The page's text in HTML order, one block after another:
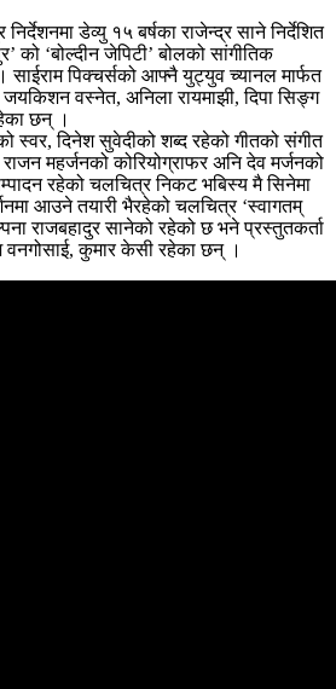
डेव्यु १५ बर्षका राजेन्द्र साने निर्देशित
को ‘बोल्दीन जेपिटी’ बोलको सांगीतिक
पिक्चर्सको आफ्नै युट्युव च्यानल मार्फत
जयकिशन वस्नेत, अनिला रायमाझी, दिपा सिङ्ग
छन् ।
स्वर, दिनेश सुवेदीको शब्द रहेको गीतको संगीत
महर्जनको कोरियोग्राफर अनि देव मर्जनको
रहेको चलचित्र निकट भबिस्य मै सिनेमा
आउने तयारी भैरहेको चलचित्र ‘स्वागतम्
राजबहादुर सानेको रहेको छ भने प्रस्तुतकर्ता
वनगोसाई, कुमार केसी रहेका छन् ।